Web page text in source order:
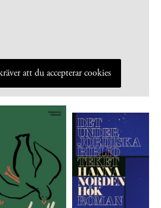
att du accepterar cookies